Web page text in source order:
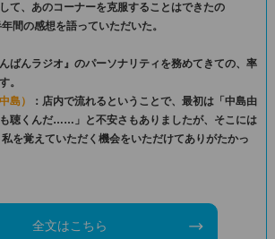
て、あのコーナーを克服することはできたの
間の感想を語っていただいた。
ばんラジオ』のパーソナリティを務めてきての、率
。
島）
：店内で流れるということで、最初は「中島由
聴くんだ……」と不安さもありましたが、そこには
を覚えていただく機会をいただけてありがたかっ
全文はこちら